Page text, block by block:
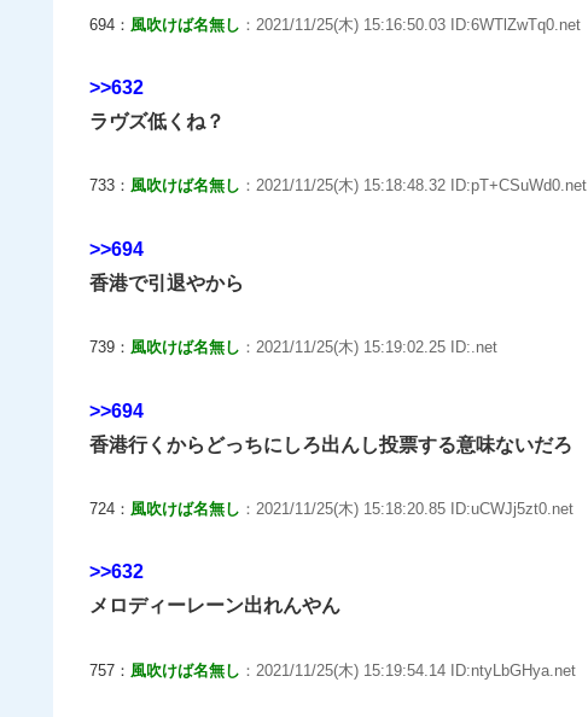
694： 風吹けば名無し ：2021/11/25(木) 15:16:50.03 ID:6WTlZwTq0.net
>>632
ラヴズ低くね？
733： 風吹けば名無し ：2021/11/25(木) 15:18:48.32 ID:pT+CSuWd0.net
>>694
香港で引退やから
739： 風吹けば名無し ：2021/11/25(木) 15:19:02.25 ID:.net
>>694
香港行くからどっちにしろ出んし投票する意味ないだろ
724： 風吹けば名無し ：2021/11/25(木) 15:18:20.85 ID:uCWJj5zt0.net
>>632
メロディーレーン出れんやん
757： 風吹けば名無し ：2021/11/25(木) 15:19:54.14 ID:ntyLbGHya.net